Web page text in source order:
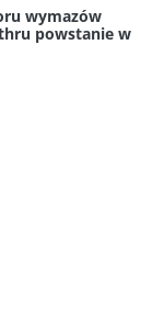
wymazów
powstanie w